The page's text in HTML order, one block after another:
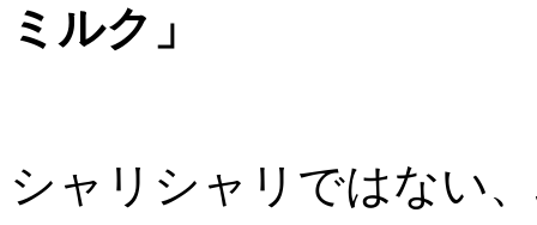
ミルク」
シャリシャリではない